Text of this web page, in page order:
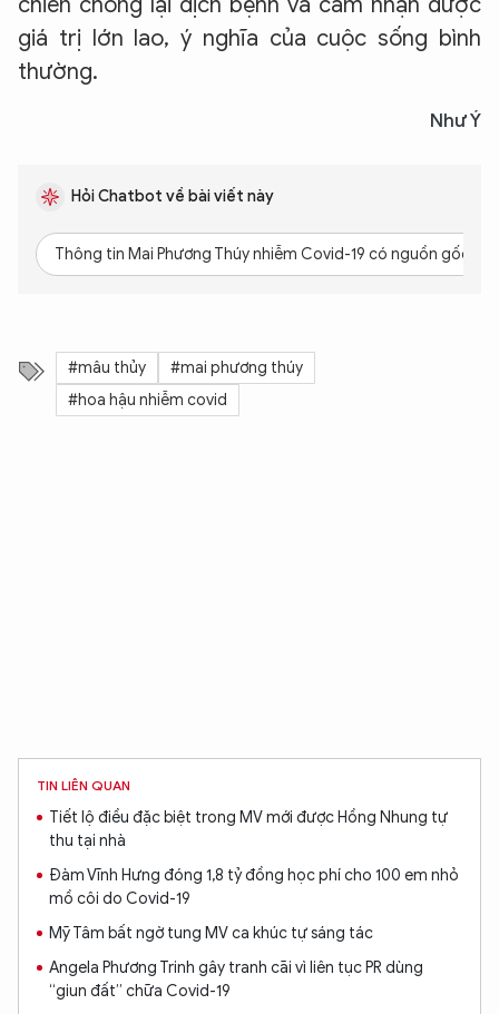
giá trị lớn lao, ý nghĩa của cuộc sống bình
thường.
Như Ý
Hỏi Chatbot về bài viết này
Thông tin Mai Phương Thúy nhiễm Covid-19 có nguồn gốc từ
#mâu thủy
#mai phương thúy
#hoa hậu nhiễm covid
TIN LIÊN QUAN
Tiết lộ điều đặc biệt trong MV mới được Hồng Nhung tự
thu tại nhà
Đàm Vĩnh Hưng đóng 1,8 tỷ đồng học phí cho 100 em nhỏ
mồ côi do Covid-19
Mỹ Tâm bất ngờ tung MV ca khúc tự sáng tác
Angela Phương Trinh gây tranh cãi vì liên tục PR dùng
“giun đất” chữa Covid-19